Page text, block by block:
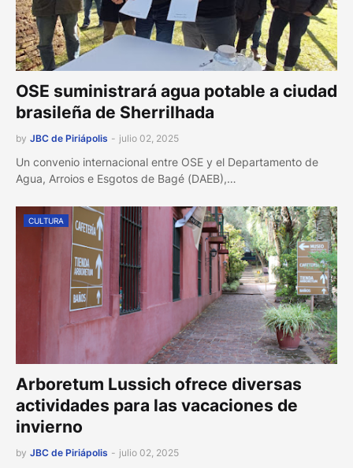
OSE suministrará agua potable a ciudad
brasileña de Sherrilhada
by JBC de Piriápolis - julio 02, 2025
Un convenio internacional entre OSE y el Departamento de
Agua, Arroios e Esgotos de Bagé (DAEB),…
CULTURA
Arboretum Lussich ofrece diversas
actividades para las vacaciones de
invierno
by JBC de Piriápolis - julio 02, 2025